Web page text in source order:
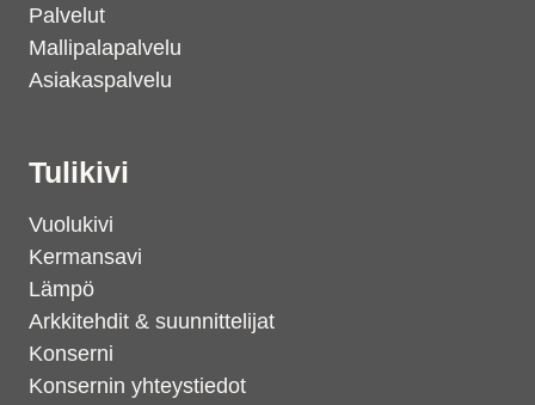
Palvelut
Mallipalapalvelu
Asiakaspalvelu
Tulikivi
Vuolukivi
Kermansavi
Lämpö
Arkkitehdit & suunnittelijat
Konserni
Konsernin yhteystiedot